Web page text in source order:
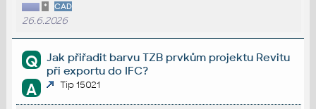
* CAD
26.6.2026
Q
Jak přiřadit barvu TZB prvkům projektu Revitu
při exportu do IFC?
A Tip 15021